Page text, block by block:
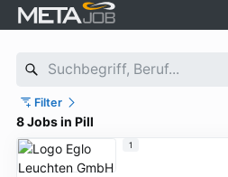
Filter
8 Jobs in Pill
1